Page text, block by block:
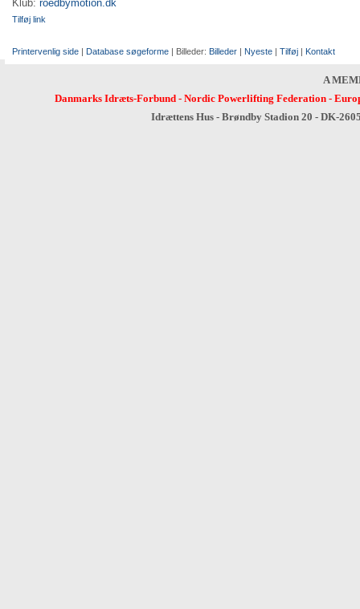
Klub: roedbymotion.dk
Tilføj link
Printervenlig side | Database søgeforme | Billeder: Billeder | Nyeste | Tilføj | Kontakt
A
Danmarks Idræts-Forbund- Nordic Powerlifting Federation-
Idrættens Hus - Brøndby Stadion 20 - DK-